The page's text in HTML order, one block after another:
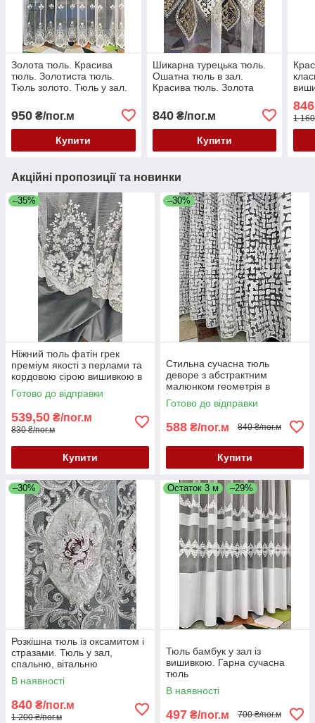
Золота тюль. Красива
тюль. Золотиста тюль.
Тюль золото. Тюль у зал.
Тюль 3д.
950 ₴/пог.м
Купити
Шикарна турецька тюль.
Ошатна тюль в зал.
Красива тюль. Золота
спальні. Тюль 3д
840₴/пог.м
Купити
1
Акційні пропозиції та новинки
–35%
Ніжний тюль фатін грек
преміум якості з перлами та
кордовою сірою вишивкою в
спальню, зал або вітальню.
Останній метраж 2.7 м
Готово до відправки
539,50 ₴/пог.м
830 ₴/пог.м
Купити
–30%
Стильна сучасна тюль
деворе з абстрактним
малюнком геометрія в
молочному кольорі
Готово до відправки
588 ₴/пог.м 840 ₴/пог.м
Купити
–30%
Розкішна тюль із оксамитом і
стразами. Тюль у зал,
спальню, вітальню
В наявності
840 ₴/пог.м
1 200 ₴/пог.м
Остаток 3 м –29%
Тюль бамбук у зал із
вишивкою. Гарна сучасна
тюль
В наявності
497 ₴/пог.м 700 ₴/пог.м